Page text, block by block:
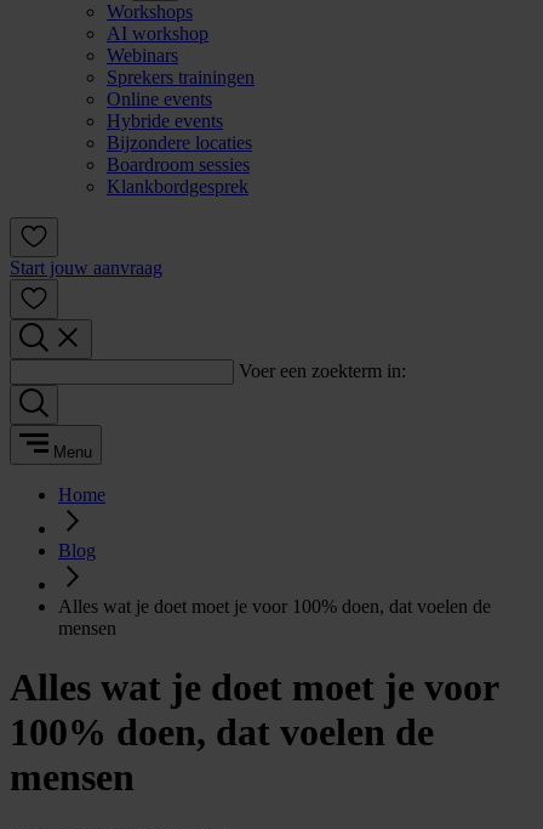
Workshops
AI workshop
Webinars
Sprekers trainingen
Online events
Hybride events
Bijzondere locaties
Boardroom sessies
Klankbordgesprek
Start jouw aanvraag
Voer een zoekterm in:
Menu
Home
Blog
Alles wat je doet moet je voor 100% doen, dat voelen de
mensen
Alles wat je doet moet je voor
100% doen, dat voelen de
mensen